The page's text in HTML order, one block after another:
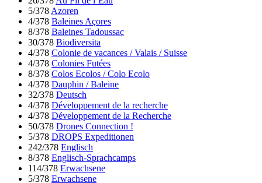
5/378 Azoren
4/378 Baleines Açores
8/378 Baleines Tadoussac
30/378 Biodiversita
4/378 Colonie de vacances / Valais / Suisse
4/378 Colonies Futées
8/378 Colos Ecolos / Colo Ecolo
4/378 Dauphin / Baleine
32/378 Deutsch
4/378 Développement de la recherche
4/378 Développement de la Recherche
50/378 Drones Connection !
5/378 DROPS Expeditionen
242/378 Englisch
8/378 Englisch-Sprachcamps
114/378 Erwachsene
5/378 Erwachsene